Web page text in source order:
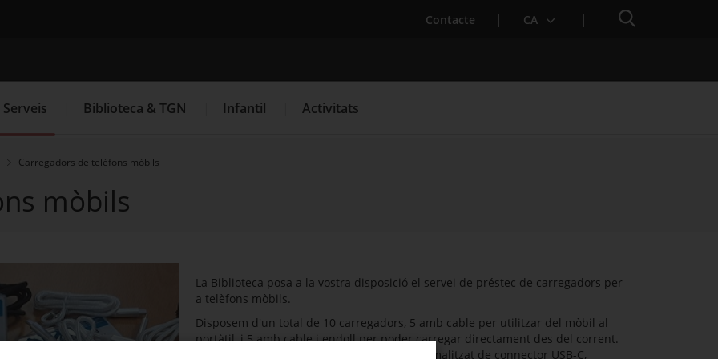
Contacte CA Cercador
Cercador
Serveis Biblioteca & TGN Infantil Activitats
Carregadors de telèfons mòbils
mòbils
La Biblioteca posa a la vostra disposició el servei de préstec de carregadors per
a telèfons mòbils.
Disposem d'un total de 10 carregadors, 5 amb cable per utilitzar del mòbil al
portàtil, i 5 amb cable i endoll per poder carregar directament des del corrent.
Tots ells són compatibles amb el format normalitzat de connector USB-C,